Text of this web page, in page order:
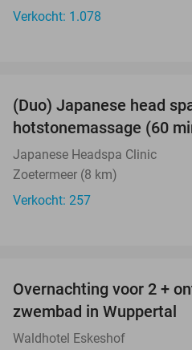
Verkocht: 1.078
(Duo) Japanese head
hotstonemassage (60
Japanese Headspa Clinic
Zoetermeer (8 km)
Verkocht: 257
Overnachting voor 2 +
zwembad in Wuppertal
Waldhotel Eskeshof